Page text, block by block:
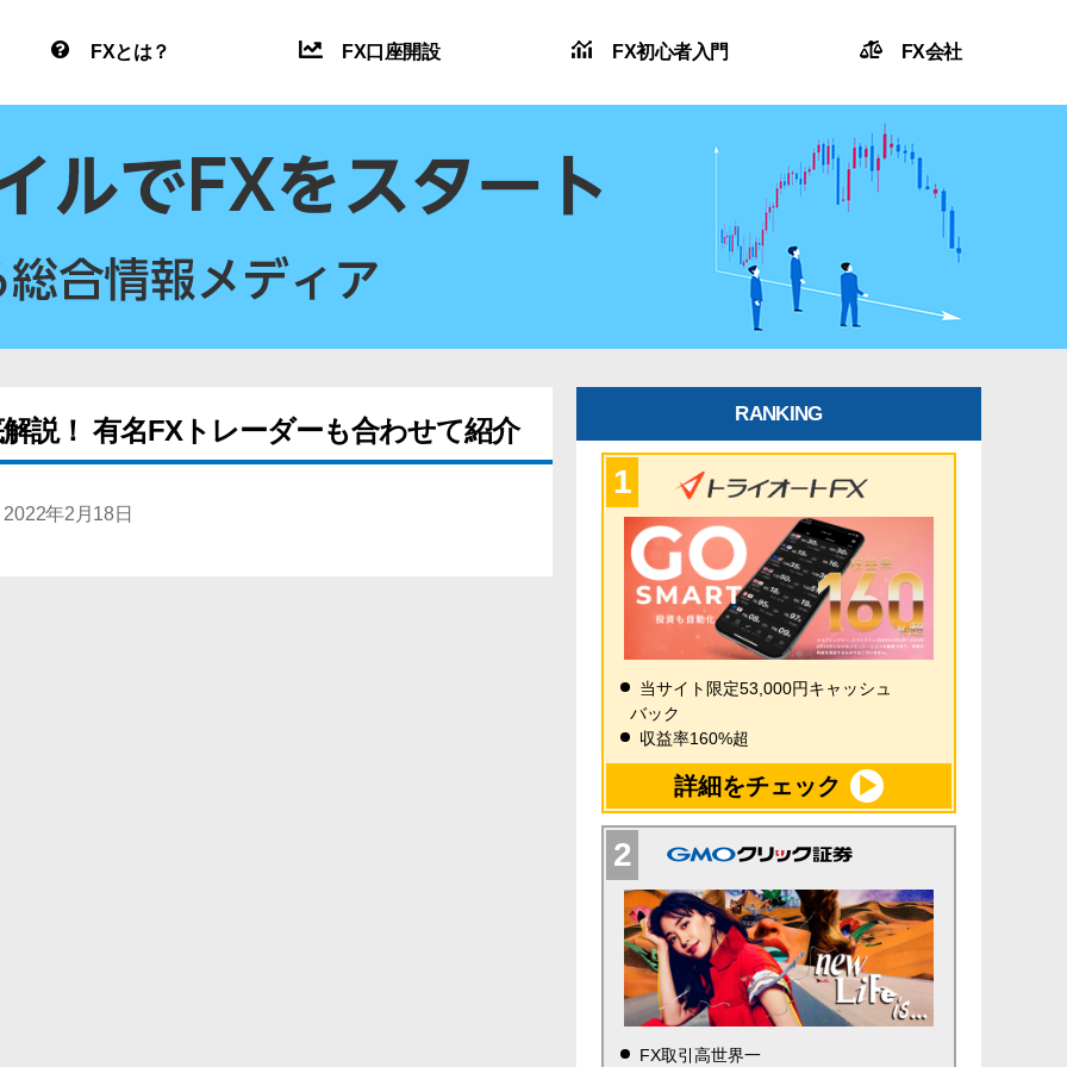
FXとは？ FX口座開設 FX初心者入門 FX会社
説！ 有名FXトレーダーも合わせて紹介
2022年2月18日
RANKING
当サイト限定53,000円キャッシュ
バック
収益率160%超
詳細をチェック
FX取引高世界一